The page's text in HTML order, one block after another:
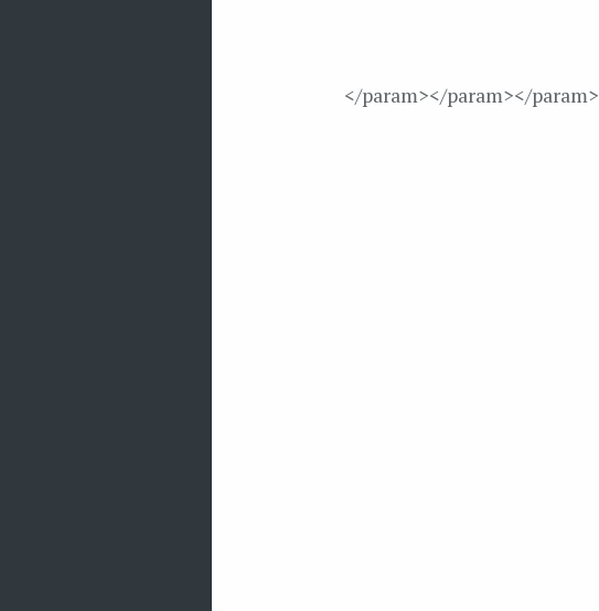
</param></param></param>